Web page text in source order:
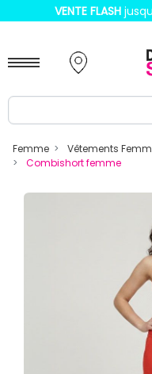
VENTE FLASH
Femme Vêtements
Combishort femme